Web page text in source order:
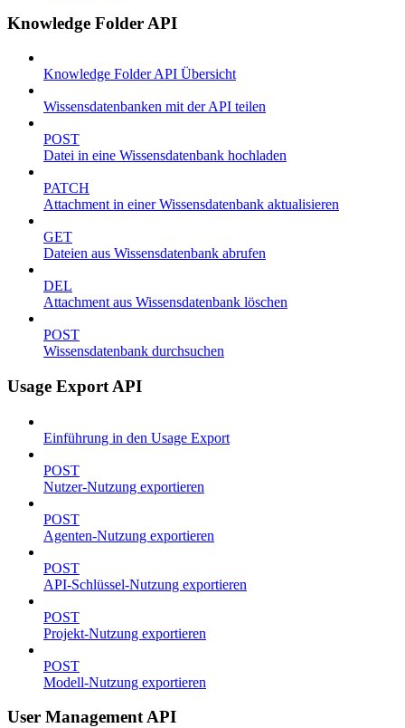
Knowledge Folder API
Knowledge Folder API Übersicht
Wissensdatenbanken mit der API teilen
POST
Datei in eine Wissensdatenbank hochladen
PATCH
Attachment in einer Wissensdatenbank aktualisieren
GET
Dateien aus Wissensdatenbank abrufen
DEL
Attachment aus Wissensdatenbank löschen
POST
Wissensdatenbank durchsuchen
Usage Export API
Einführung in den Usage Export
POST
Nutzer-Nutzung exportieren
POST
Agenten-Nutzung exportieren
POST
API-Schlüssel-Nutzung exportieren
POST
Projekt-Nutzung exportieren
POST
Modell-Nutzung exportieren
User Management API